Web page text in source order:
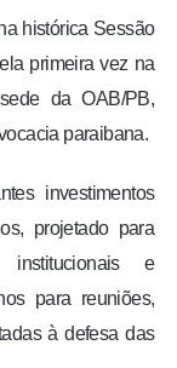
histórica Sessão
primeira vez na
da OAB/PB,
paraibana.
investimentos
projetado para
institucionais e
para reuniões,
à defesa das